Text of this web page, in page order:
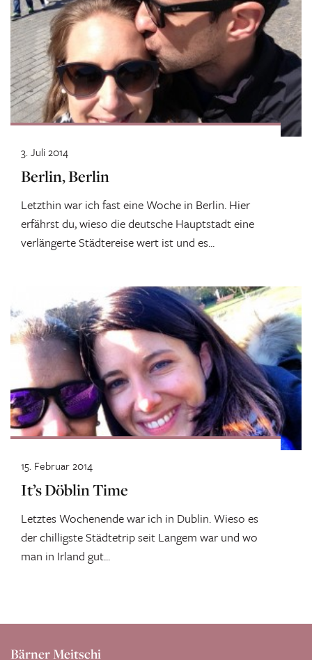
Berlin, Berlin
Letzthin war ich fast eine Woche in Berlin. Hier
erfährst du, wieso die deutsche Hauptstadt eine
verlängerte Städtereise wert ist und es...
3. Juli 2014
It’s Döblin Time
Letztes Wochenende war ich in Dublin. Wieso es
der chilligste Städtetrip seit Langem war und wo
man in Irland gut...
15. Februar 2014
Bärner Meitschi